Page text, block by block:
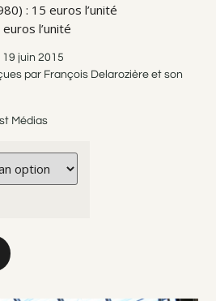
: 15 euros l’unité
l’unité
juin 2015
par François Delarozière et son
Médias